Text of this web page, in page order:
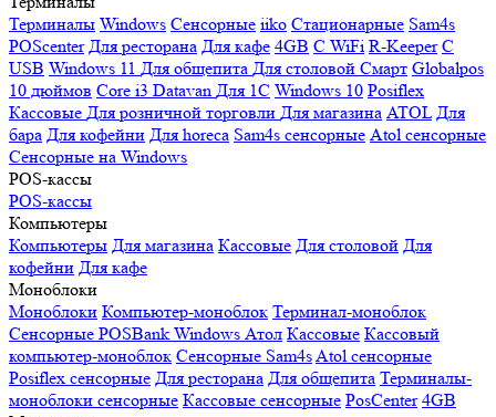
Терминалы Windows Сенсорные iiko Стационарные Sam4s
POScenter Для ресторана Для кафе 4GB С WiFi R-Keeper С
USB Windows 11 Для общепита Для столовой Смарт Globalpos
10 дюймов Core i3 Datavan Для 1С Windows 10 Posiflex
Кассовые Для розничной торговли Для магазина ATOL Для
бара Для кофейни Для horeca Sam4s сенсорные Atol сенсорные
Сенсорные на Windows
POS-кассы
POS-кассы
Компьютеры
Компьютеры Для магазина Кассовые Для столовой Для
кофейни Для кафе
Моноблоки
Моноблоки Компьютер-моноблок Терминал-моноблок
Сенсорные POSBank Windows Атол Кассовые Кассовый
компьютер-моноблок Сенсорные Sam4sAtol сенсорные
Posiflex сенсорные Для ресторана Для общепита Терминалы-
моноблоки сенсорные Кассовые сенсорные PosCenter 4GB